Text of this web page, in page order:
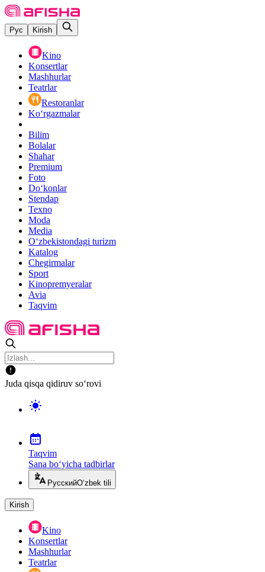
Рус Kirish
Kino
Konsertlar
Mashhurlar
Teatrlar
Restoranlar
Ko‘rgazmalar
Bilim
Bolalar
Shahar
Premium
Foto
Do‘konlar
Stendap
Texno
Moda
Media
O‘zbekistondagi turizm
Katalog
Chegirmalar
Sport
Kinopremyeralar
Avia
Taqvim
Juda qisqa qidiruv so‘rovi
Taqvim
Sana bo‘yicha tadbirlar
РусскийO‘zbek tili
Kirish
Kino
Konsertlar
Mashhurlar
Teatrlar